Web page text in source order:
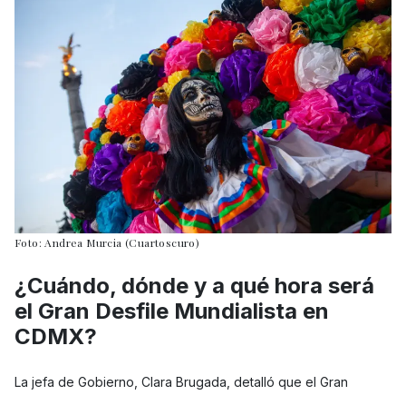
Foto: Andrea Murcia (Cuartoscuro)
¿Cuándo, dónde y a qué hora será
el Gran Desfile Mundialista en
CDMX?
La jefa de Gobierno, Clara Brugada, detalló que el Gran